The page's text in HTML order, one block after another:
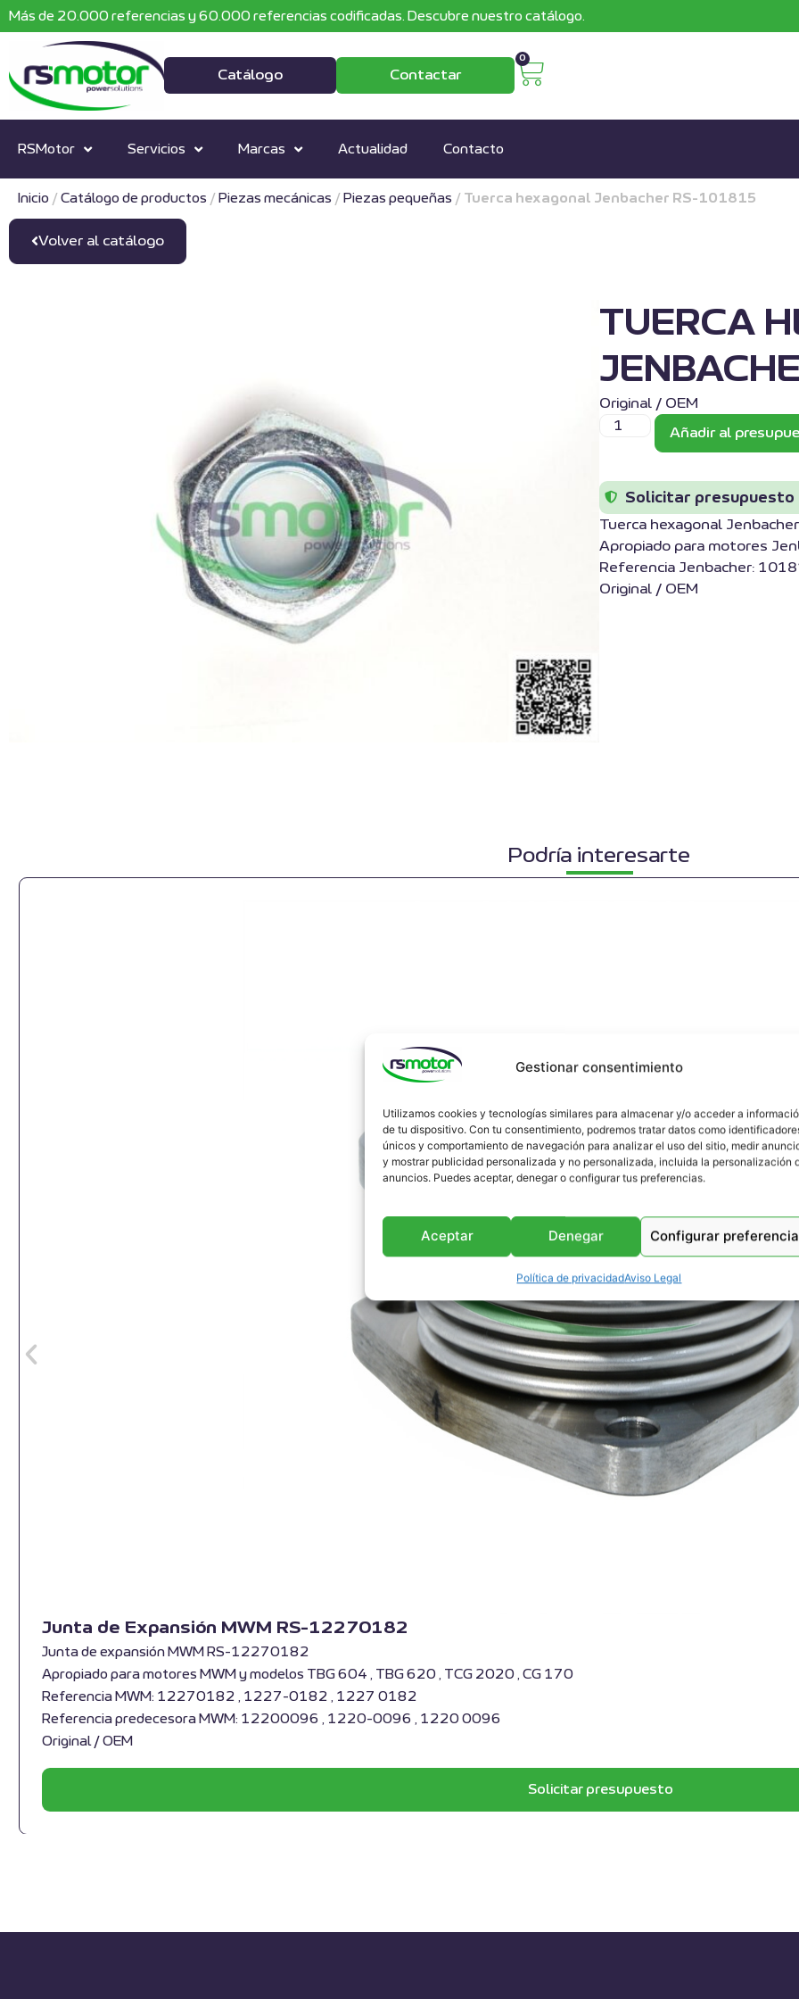
Gestionar consentimiento
Utilizamos cookies y tecnologías similares para almacenar y/o acceder a
de tu dispositivo. Con tu consentimiento, podremos tratar datos como
únicos y comportamiento de navegación para analizar el uso del sitio, medir
y mostrar publicidad personalizada y no personalizada, incluida la personalización
anuncios. Puedes aceptar, denegar o configurar tus preferencias.
Aceptar Denegar Configurar
Política de privacidadAviso Legal
Más de 20.000 referencias y 60.000 referencias codificadas. Descubre nuestro catálogo.
Catálogo Contactar
0
RSMotor Servicios Marcas Actualidad Contacto
Inicio / Catálogo de productos / Piezas mecánicas / Piezas pequeñas / Tuerca hexagonal Jenbacher RS-101815
Volver al catálogo
TUERCA
Original / OEM
Añadir al
Solicitar presupuesto
Tuerca hexagonal
Apropiado para motores
Referencia Jenbacher:
Original / OEM
Podría interesarte
Junta de Expansión MWM RS-12270182
Junta de expansión MWM RS-12270182
Apropiado para motores MWM y modelos TBG 604 , TBG 620 , TCG 2020 , CG 170
Referencia MWM: 12270182 , 1227-0182 , 1227 0182
Referencia predecesora MWM: 12200096 , 1220-0096 , 1220 0096
Original / OEM
Solicitar presupuesto